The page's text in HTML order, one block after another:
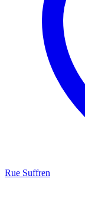
Rue Suffren